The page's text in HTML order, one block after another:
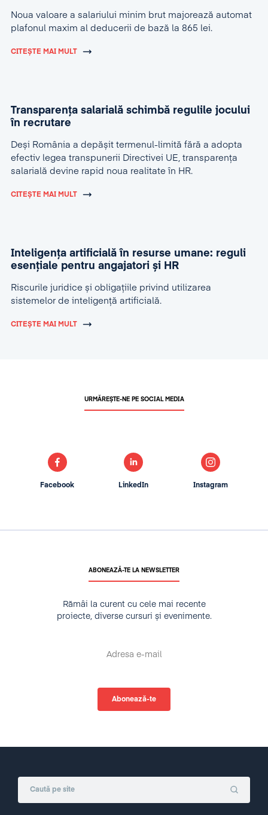
Noua valoare a salariului minim brut majorează automat
plafonul maxim al deducerii de bază la 865 lei.
CITEȘTE MAI MULT
Transparența salarială schimbă regulile jocului
în recrutare
Deși România a depășit termenul-limită fără a adopta
efectiv legea transpunerii Directivei UE, transparența
salarială devine rapid noua realitate în HR.
CITEȘTE MAI MULT
Inteligența artificială în resurse umane: reguli
esențiale pentru angajatori și HR
Riscurile juridice și obligațiile privind utilizarea
sistemelor de inteligență artificială.
CITEȘTE MAI MULT
ABONEAZĂ-TE LA NEWSLETTER
Rămâi la curent cu cele mai recente
proiecte, diverse cursuri și evenimente.
URMĂREȘTE-NE PE SOCIAL MEDIA
Facebook LinkedIn Instagram